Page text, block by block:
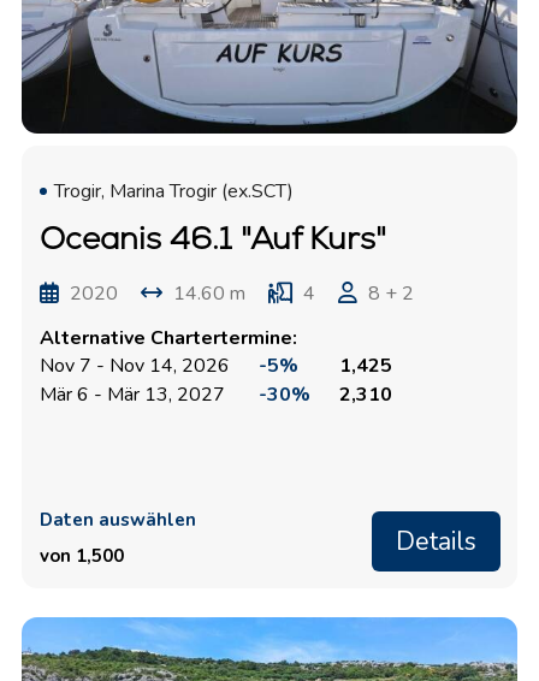
Trogir, Marina Trogir (ex.SCT)
Oceanis 46.1 "Auf Kurs"
2020 14.60 m 4
8 + 2
Alternative Chartertermine:
Nov 7 - Nov 14, 2026
-5%
1,425
Mär 6 - Mär 13, 2027
-30% 2,310
Daten auswählen
von 1,500
Details